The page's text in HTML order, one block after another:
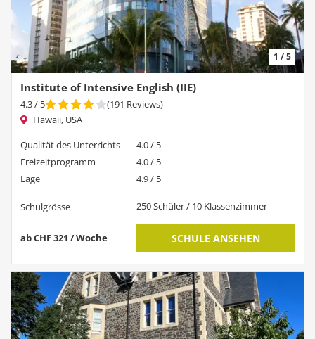
1 / 5
Institute of Intensive English (IIE)
4.3/ 5 (191 Reviews)
Hawaii, USA
Qualität des Unterrichts
4.0 / 5
Freizeitprogramm
4.0 / 5
Lage
4.9 / 5
Schulgrösse 250 Schüler / 10 Klassenzimmer
ab CHF 321 / Woche SCHULE ANSEHEN